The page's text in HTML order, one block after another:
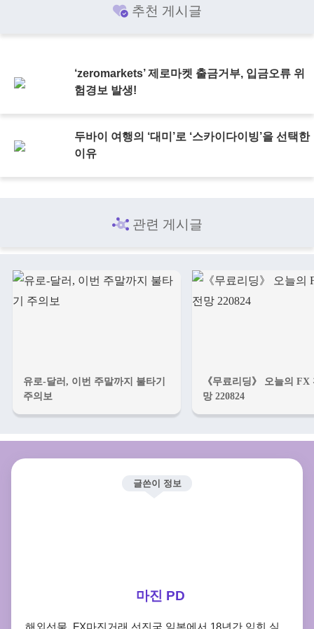
추천 게시글
‘zeromarkets’ 제로마켓 출금거부, 입금오류 위
험경보 발생!
두바이 여행의 ‘대미’로 ‘스카이다이빙’을 선택한
이유
관련 게시글
유로-달러, 이번 주말까지 불타기
주의보
《무료리딩》 오늘의 FX
망 220824
글쓴이 정보
마진 PD